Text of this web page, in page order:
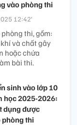
vào phòng thi
12:42’
thi, gồm:
và chất gây
hoặc chứa
bài thi.
sinh vào lớp 10
học 2025-2026:
dụng được
phòng thi